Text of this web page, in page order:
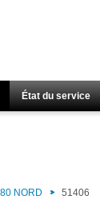
État du service
NORD 51406